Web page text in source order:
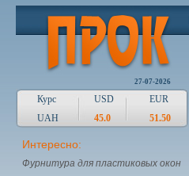
27-07-2026
Курс USD
EUR
UAH
45.0 51.50
Интересно:
Фурнитура для пластиковых окон